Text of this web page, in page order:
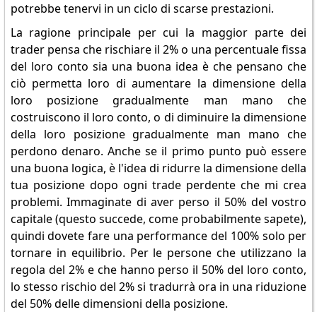
potrebbe tenervi in un ciclo di scarse prestazioni.
La ragione principale per cui la maggior parte dei
trader pensa che rischiare il 2% o una percentuale fissa
del loro conto sia una buona idea è che pensano che
ciò permetta loro di aumentare la dimensione della
loro posizione gradualmente man mano che
costruiscono il loro conto, o di diminuire la dimensione
della loro posizione gradualmente man mano che
perdono denaro. Anche se il primo punto può essere
una buona logica, è l'idea di ridurre la dimensione della
tua posizione dopo ogni trade perdente che mi crea
problemi. Immaginate di aver perso il 50% del vostro
capitale (questo succede, come probabilmente sapete),
quindi dovete fare una performance del 100% solo per
tornare in equilibrio. Per le persone che utilizzano la
regola del 2% e che hanno perso il 50% del loro conto,
lo stesso rischio del 2% si tradurrà ora in una riduzione
del 50% delle dimensioni della posizione.